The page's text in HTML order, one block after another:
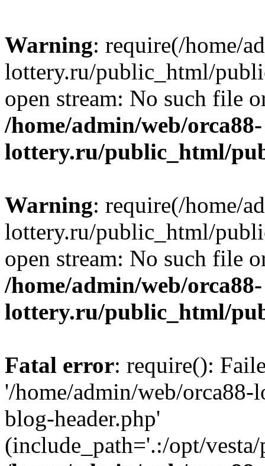
Warning: require(/home/
lottery.ru/public_html/
open stream: No such file
/home/admin/web/orca88-
lottery.ru/public_html/
Warning: require(/home/
lottery.ru/public_html/
open stream: No such file
/home/admin/web/orca88-
lottery.ru/public_html/
Fatal error: require():
'/home/admin/web/
blog-header.php'
(include_path='.:/opt/